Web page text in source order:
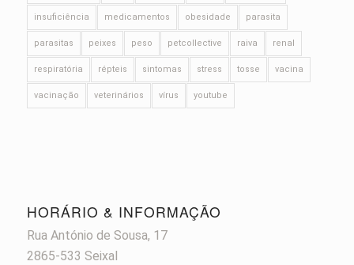
insuficiência medicamentos obesidade parasita
parasitas peixes peso petcollective raiva renal
respiratória répteis sintomas stress tosse vacina
vacinação veterinários vírus youtube
HORÁRIO & INFORMAÇÃO
Rua António de Sousa, 17
2865-533 Seixal